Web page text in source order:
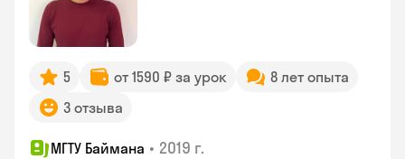
5 от 1590 ₽ за урок
8 лет опыта
3 отзыва
МГТУ Баймана • 2019 г.